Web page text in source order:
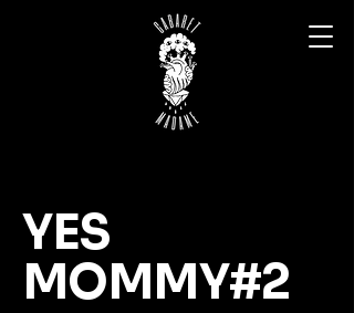
YES
MOMMY#2